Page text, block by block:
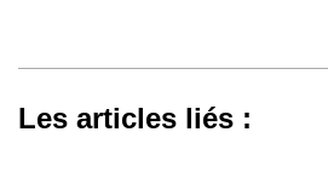
Les articles liés :